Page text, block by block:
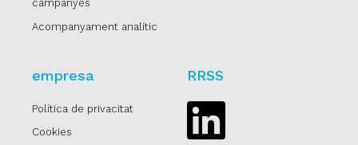
campanyes
Acompanyament analític
empresa
Política de privacitat
Cookies
RRSS